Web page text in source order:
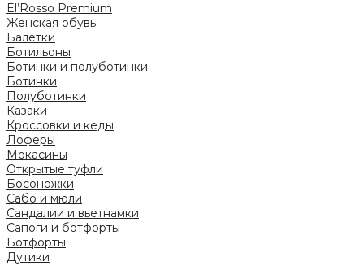
El’Rosso Premium
Женская обувь
Балетки
Ботильоны
Ботинки и полуботинки
Ботинки
Полуботинки
Казаки
Кроссовки и кеды
Лоферы
Мокасины
Открытые туфли
Босоножки
Сабо и мюли
Сандалии и вьетнамки
Сапоги и ботфорты
Ботфорты
Дутики